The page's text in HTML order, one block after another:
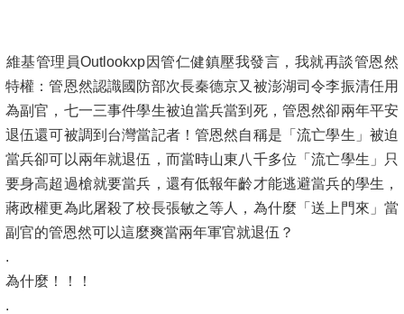
維基管理員Outlookxp因管仁健鎮壓我發言，我就再談管恩然
特權：管恩然認識國防部次長秦德京又被澎湖司令李振清任用
為副官，七一三事件學生被迫當兵當到死，管恩然卻兩年平安
退伍還可被調到台灣當記者！管恩然自稱是「流亡學生」被迫
當兵卻可以兩年就退伍，而當時山東八千多位「流亡學生」只
要身高超過槍就要當兵，還有低報年齡才能逃避當兵的學生，
蔣政權更為此屠殺了校長張敏之等人，為什麼「送上門來」當
副官的管恩然可以這麼爽當兩年軍官就退伍？
.
為什麼！！！
.